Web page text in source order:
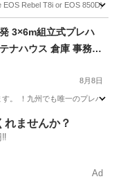
Rebel T8i or EOS 850D) is
3×6m組立式プレハ
ナハウス 倉庫 事務所
8月8日
。 ！九州でも唯一のプレハ
れませんか？
Ad